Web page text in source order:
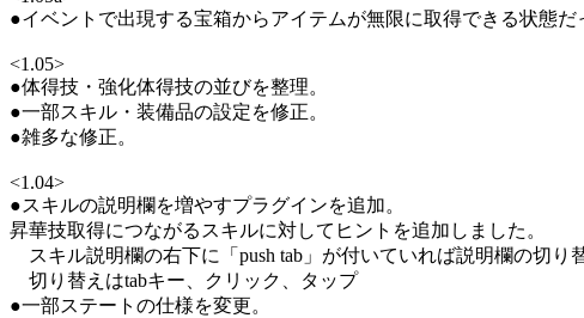
●イベントで出現する宝箱からアイテムが無限に取得できる状態だ
<1.05>
●体得技・強化体得技の並びを整理。
●一部スキル・装備品の設定を修正。
●雑多な修正。
<1.04>
●スキルの説明欄を増やすプラグインを追加。
昇華技取得につながるスキルに対してヒントを追加しました。
スキル説明欄の右下に「push tab」が付いていれば説明欄の切り
切り替えはtabキー、クリック、タップ
●一部ステートの仕様を変更。